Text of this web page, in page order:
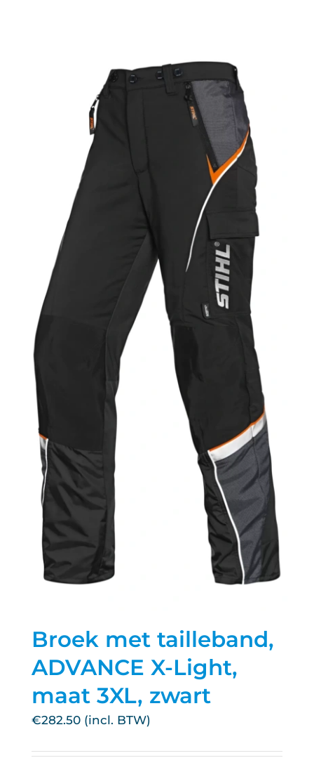
Broek met tailleband,
ADVANCE X-Light,
maat 3XL, zwart
€282.50